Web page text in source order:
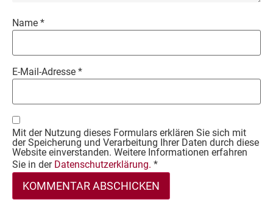
Name *
E-Mail-Adresse *
Mit der Nutzung dieses Formulars erklären Sie sich mit
der Speicherung und Verarbeitung Ihrer Daten durch diese
Website einverstanden. Weitere Informationen erfahren
Sie in der Datenschutzerklärung. *